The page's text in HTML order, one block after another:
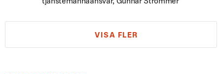
VISA FLER